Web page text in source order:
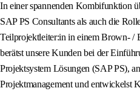
In einer spannenden Kombifunktion
SAP PS Consultants als auch die
Teilprojektleiter:in in einem Brown- /
berätst unsere Kunden bei der
Projektsystem Lösungen (SAP PS),
Projektmanagement und entwickelst